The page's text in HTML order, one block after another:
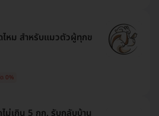
หม สำหรับแมวตัวผู้ทุกข
0%